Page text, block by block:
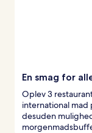
En smag for
Oplev 3
international mad
desuden